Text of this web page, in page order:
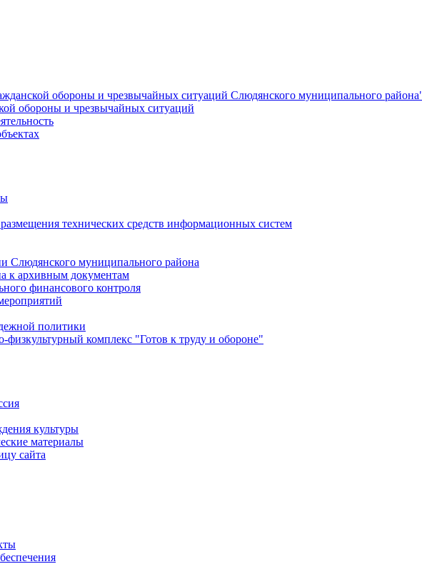
обороны и чрезвычайных ситуаций Слюдянского муниципального
обороны и чрезвычайных ситуаций
размещения технических средств информационных систем
Слюдянского муниципального района
к архивным документам
финансового контроля
политики
физкультурный комплекс "Готов к труду и обороне"
культуры
материалы
сайта